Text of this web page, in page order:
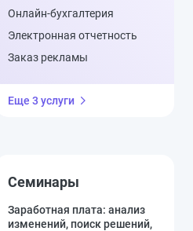
Онлайн-бухгалтерия
Электронная отчетность
Заказ рекламы
Еще 3 услуги
Семинары
Заработная плата: анализ
изменений, поиск решений,